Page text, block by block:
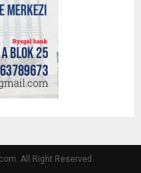
All Right Reserved.